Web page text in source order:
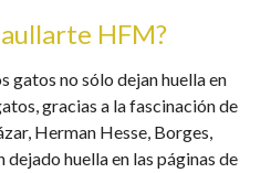
HFM?
gatos no sólo dejan huella en
gracias a la fascinación de
Herman Hesse, Borges,
huella en las páginas de